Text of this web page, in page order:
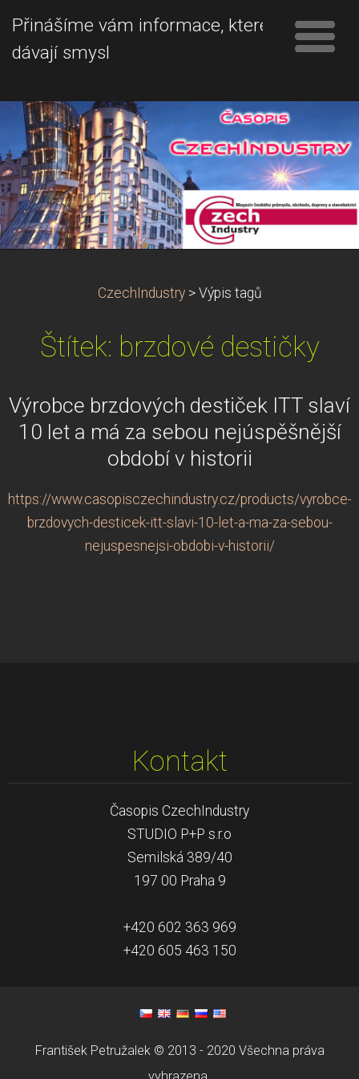
Přinášíme vám informace, které
dávají smysl
CzechIndustry > Výpis tagů
Štítek: brzdové destičky
Výrobce brzdových destiček ITT slaví
10 let a má za sebou nejúspěšnější
období v historii
https://www.casopisczechindustry.cz/products/vyrobce-
brzdovych-desticek-itt-slavi-10-let-a-ma-za-sebou-
nejuspesnejsi-obdobi-v-historii/
Kontakt
Časopis CzechIndustry
STUDIO P+P s.r.o
Semilská 389/40
197 00 Praha 9
+420 602 363 969
+420 605 463 150
František Petružalek © 2013 - 2020 Všechna práva